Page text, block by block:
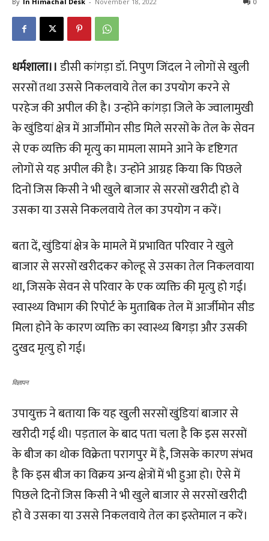
धर्मशाला।।डीसी कांगड़ा डॉ. निपुण जिंदल ने लोगों से खुली
सरसों तथा उससे निकलवाये तेल का उपयोग करने से
परहेज की अपील की है। उन्होंने कांगड़ा जिले के ज्वालामुखी
के खुंडियां क्षेत्र में आर्जीमोन सीड मिले सरसों के तेल के सेवन
से एक व्यक्ति की मृत्यु का मामला सामने आने के दृष्टिगत
लोगों से यह अपील की है। उन्होंने आग्रह किया कि पिछले
दिनों जिस किसी ने भी खुले बाजार से सरसों खरीदी हो वे
उसका या उससे निकलवाये तेल का उपयोग न करें।
बता दें, खुंडियां क्षेत्र के मामले में प्रभावित परिवार ने खुले
बाजार से सरसों खरीदकर कोल्हू से उसका तेल निकलवाया
था, जिसके सेवन से परिवार के एक व्यक्ति की मृत्यु हो गई।
स्वास्थ्य विभाग की रिपोर्ट के मुताबिक तेल में आर्जीमोन सीड
मिला होने के कारण व्यक्ति का स्वास्थ्य बिगड़ा और उसकी
दुखद मृत्यु हो गई।
विज्ञापन
उपायुक्त ने बताया कि यह खुली सरसों खुंडियां बाजार से
खरीदी गई थी। पड़ताल के बाद पता चला है कि इस सरसों
के बीज का थोक विक्रेता परागपुर में है, जिसके कारण संभव
है कि इस बीज का विक्रय अन्य क्षेत्रों में भी हुआ हो। ऐसे में
पिछले दिनों जिस किसी ने भी खुले बाजार से सरसों खरीदी
हो वे उसका या उससे निकलवाये तेल का इस्तेमाल न करें।